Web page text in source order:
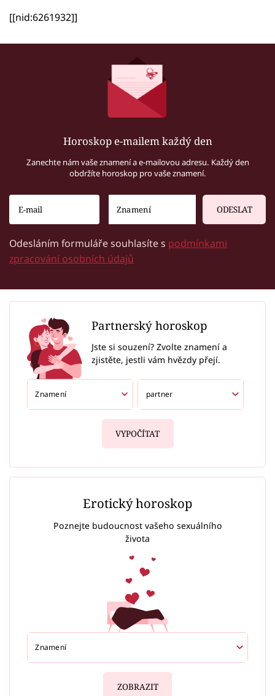
[[nid:6261932]]
Horoskop e-mailem každý den
Zanechte nám vaše znamení a e-mailovou adresu. Každý den
obdržíte horoskop pro vaše znamení.
ODESLAT
Odesláním formuláře souhlasíte s podmínkami
zpracování osobních údajů
Partnerský horoskop
Jste si souzení? Zvolte znamení a
zjistěte, jestli vám hvězdy přejí.
VYPOČÍTAT
Erotický horoskop
Poznejte budoucnost vašeho sexuálního
života
ZOBRAZIT